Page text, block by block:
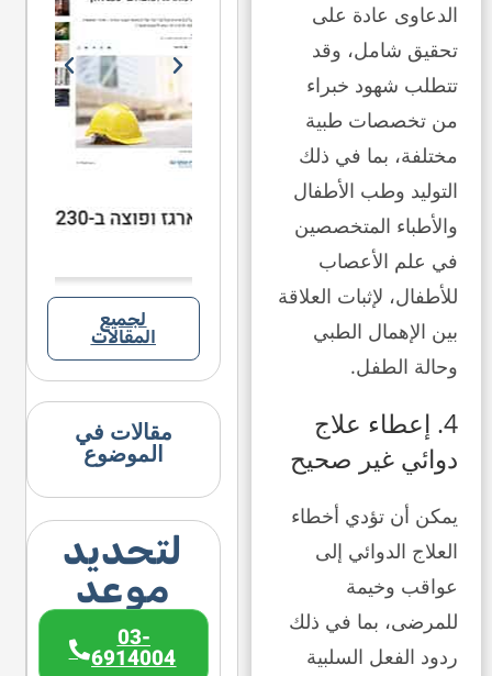
الدعاوى عادة على
تحقيق شامل، وقد
تتطلب شهود خبراء
من تخصصات طبية
مختلفة، بما في ذلك
التوليد وطب الأطفال
والأطباء المتخصصين
في علم الأعصاب
للأطفال، لإثبات العلاقة
بين الإهمال الطبي
وحالة الطفل.
4. إعطاء علاج
دوائي غير صحيح
يمكن أن تؤدي أخطاء
العلاج الدوائي إلى
عواقب وخيمة
للمرضى، بما في ذلك
ردود الفعل السلبية
لجميع
المقالات
مقالات في
الموضوع
لتحديد
موعد
03-
6914004